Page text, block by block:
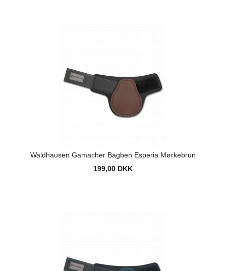
Waldhausen Gamacher Bagben Esperia Mørkebrun
199,00 DKK